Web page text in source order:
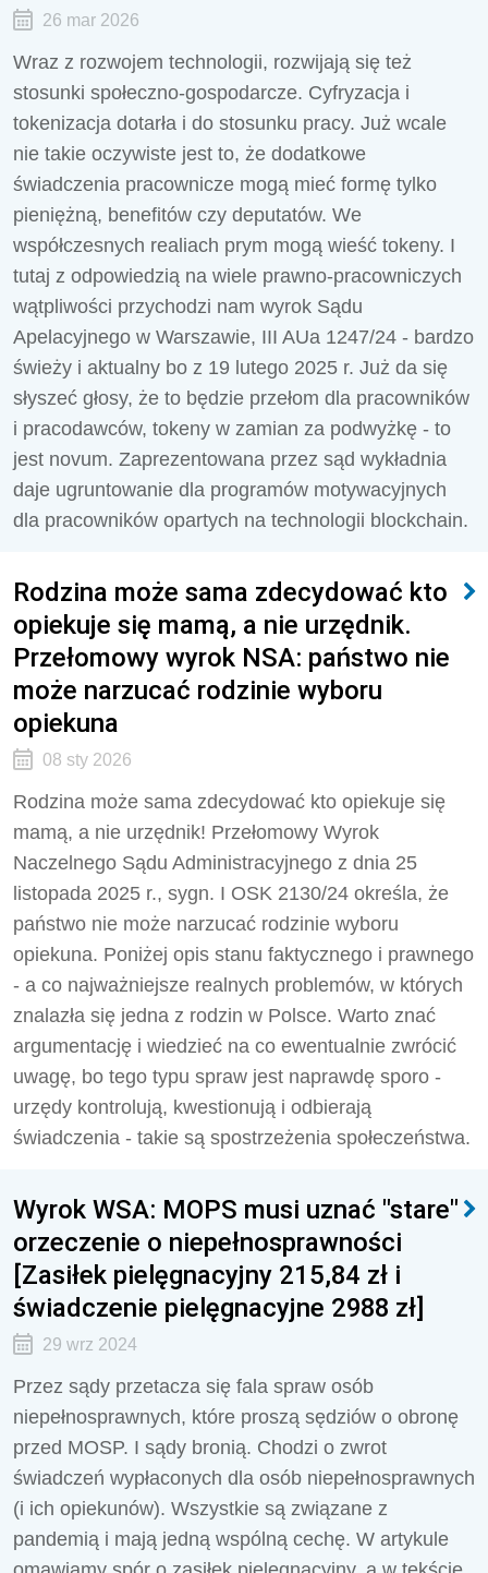
26 mar 2026
Wraz z rozwojem technologii, rozwijają się też
stosunki społeczno-gospodarcze. Cyfryzacja i
tokenizacja dotarła i do stosunku pracy. Już wcale
nie takie oczywiste jest to, że dodatkowe
świadczenia pracownicze mogą mieć formę tylko
pieniężną, benefitów czy deputatów. We
współczesnych realiach prym mogą wieść tokeny. I
tutaj z odpowiedzią na wiele prawno-pracowniczych
wątpliwości przychodzi nam wyrok Sądu
Apelacyjnego w Warszawie, III AUa 1247/24 - bardzo
świeży i aktualny bo z 19 lutego 2025 r. Już da się
słyszeć głosy, że to będzie przełom dla pracowników
i pracodawców, tokeny w zamian za podwyżkę - to
jest novum. Zaprezentowana przez sąd wykładnia
daje ugruntowanie dla programów motywacyjnych
dla pracowników opartych na technologii blockchain.
Rodzina może sama zdecydować kto
opiekuje się mamą, a nie urzędnik.
Przełomowy wyrok NSA: państwo nie
może narzucać rodzinie wyboru
opiekuna
08 sty 2026
Rodzina może sama zdecydować kto opiekuje się
mamą, a nie urzędnik! Przełomowy Wyrok
Naczelnego Sądu Administracyjnego z dnia 25
listopada 2025 r., sygn. I OSK 2130/24 określa, że
państwo nie może narzucać rodzinie wyboru
opiekuna. Poniżej opis stanu faktycznego i prawnego
- a co najważniejsze realnych problemów, w których
znalazła się jedna z rodzin w Polsce. Warto znać
argumentację i wiedzieć na co ewentualnie zwrócić
uwagę, bo tego typu spraw jest naprawdę sporo -
urzędy kontrolują, kwestionują i odbierają
świadczenia - takie są spostrzeżenia społeczeństwa.
Wyrok WSA: MOPS musi uznać "stare"
orzeczenie o niepełnosprawności
[Zasiłek pielęgnacyjny 215,84 zł i
świadczenie pielęgnacyjne 2988 zł]
29 wrz 2024
Przez sądy przetacza się fala spraw osób
niepełnosprawnych, które proszą sędziów o obronę
przed MOSP. I sądy bronią. Chodzi o zwrot
świadczeń wypłaconych dla osób niepełnosprawnych
(i ich opiekunów). Wszystkie są związane z
pandemią i mają jedną wspólną cechę. W artykule